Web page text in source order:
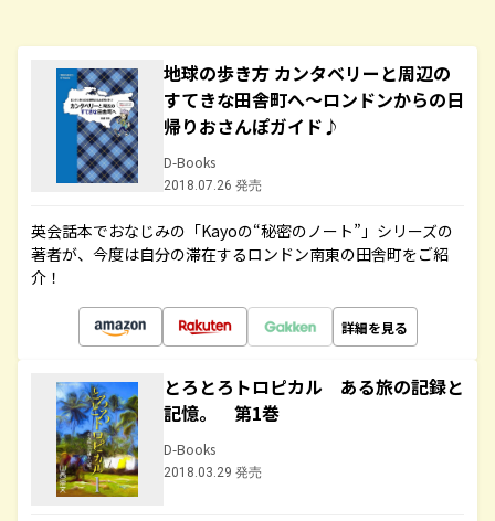
地球の歩き方 カンタベリーと周辺の
すてきな田舎町へ～ロンドンからの日
帰りおさんぽガイド♪
D-Books
2018.07.26 発売
英会話本でおなじみの「Kayoの“秘密のノート”」シリーズの
著者が、今度は自分の滞在するロンドン南東の田舎町をご紹
介！
詳細を見る
とろとろトロピカル ある旅の記録と
記憶。 第1巻
D-Books
2018.03.29 発売